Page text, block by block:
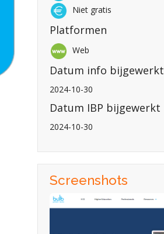
Niet gratis
Platformen
Web
Datum info bijgewerkt
2024-10-30
Datum IBP bijgewerkt
2024-10-30
Screenshots